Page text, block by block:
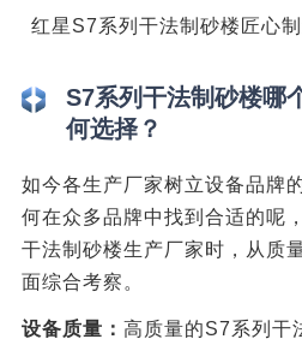
红星S7系列干法制砂楼匠心
S7系列干法制砂楼哪
何选择？
如今各生产厂家树立设备品牌
何在众多品牌中找到合适的呢
干法制砂楼生产厂家时，从质
面综合考察。
设备质量： 高质量的S7系列干